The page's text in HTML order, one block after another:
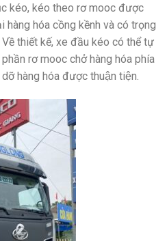
kéo, kéo theo rơ mooc được
hàng hóa cồng kềnh và có trọng
thiết kế, xe đầu kéo có thể tự
rơ mooc chở hàng hóa phía
hàng hóa được thuận tiện.